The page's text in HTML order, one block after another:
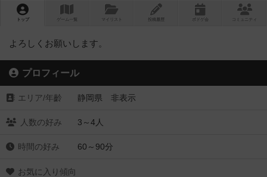
トップ ゲーム一覧 マイリスト 投稿履歴 ボ ドゲ コミュニティ
よろしくお願いします。
プロフィール
エリア/年齡 静岡県 非表示
人数の好み 3～4人
時間の好み 60～90分
お気に入り傾向